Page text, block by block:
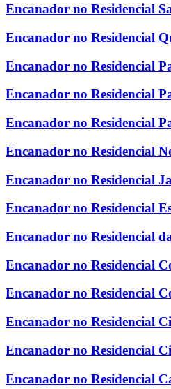
Encanador no Residencial
Encanador no Residencial
Encanador no Residencial
Encanador no Residencial
Encanador no Residencial
Encanador no Residencial
Encanador no Residencial
Encanador no Residencial
Encanador no Residencial
Encanador no Residencial
Encanador no Residencial
Encanador no Residencial
Encanador no Residencial
Encanador no Residencial